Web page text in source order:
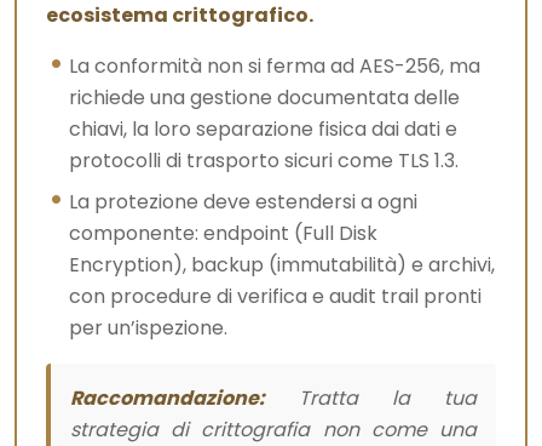
ecosistema crittografico.
La conformità non si ferma ad AES-256, ma
richiede una gestione documentata delle
chiavi, la loro separazione fisica dai dati e
protocolli di trasporto sicuri come TLS 1.3.
La protezione deve estendersi a ogni
componente: endpoint (Full Disk
Encryption), backup (immutabilità) e archivi,
con procedure di verifica e audit trail pronti
per un’ispezione.
Raccomandazione:Tratta la tua
strategia di crittografia non come una